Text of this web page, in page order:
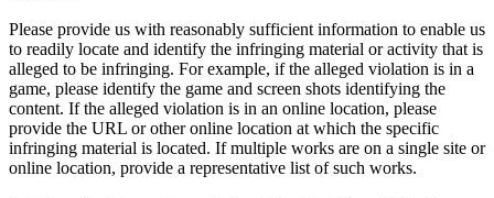
Please provide us with reasonably sufficient information to enable us
to readily locate and identify the infringing material or activity that is
alleged to be infringing. For example, if the alleged violation is in a
game, please identify the game and screen shots identifying the
content. If the alleged violation is in an online location, please
provide the URL or other online location at which the specific
infringing material is located. If multiple works are on a single site or
online location, provide a representative list of such works.